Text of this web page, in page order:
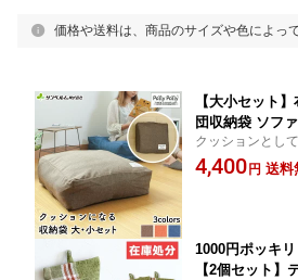
価格や送料は、商品のサイズや色によっ
【大小セット
団収納袋 ソフ
つ布団 タオル
クッションにな
クッションとし
トに！
4,400円 送料
1000円ポッキ
【2個セット】